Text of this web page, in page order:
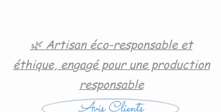
🌿 Artisan éco-responsable et
éthique, engagé pour une production
responsable